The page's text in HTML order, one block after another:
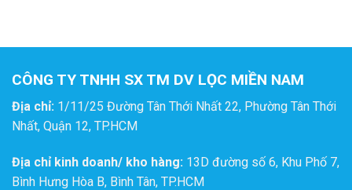
CÔNG TY TNHH SX TM DV LỌC MIỀN NAM
Địa chỉ: 1/11/25 Đường Tân Thới Nhất 22, Phường Tân Thới
Nhất, Quận 12, TP.HCM
Địa chỉ kinh doanh/ kho hàng: 13D đường số 6, Khu Phố 7,
Bình Hưng Hòa B, Bình Tân, TP.HCM